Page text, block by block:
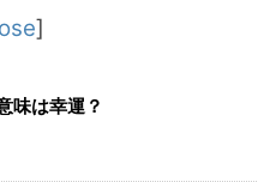
]
味は幸運？